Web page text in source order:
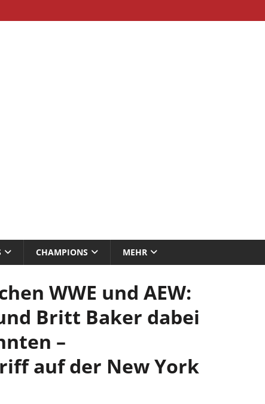
CHAMPIONS MEHR
WWE und AEW:
Britt Baker dabei
–
auf der New York